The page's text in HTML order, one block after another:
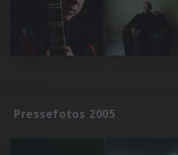
Pressefotos 2005